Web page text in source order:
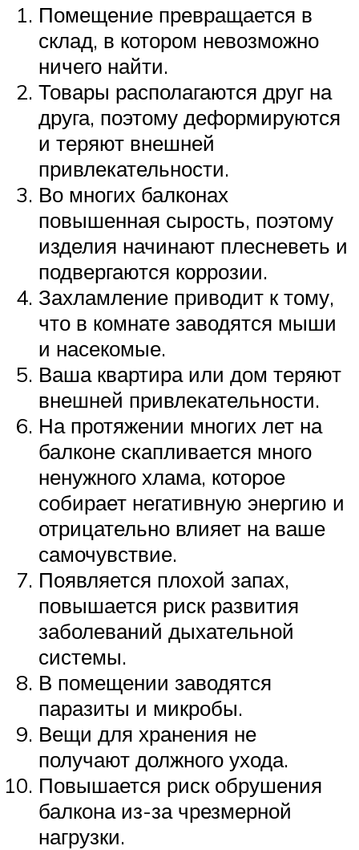
Помещение превращается в
склад, в котором невозможно
ничего найти.
Товары располагаются друг на
друга, поэтому деформируются
и теряют внешней
привлекательности.
Во многих балконах
повышенная сырость, поэтому
изделия начинают плесневеть и
подвергаются коррозии.
Захламление приводит к тому,
что в комнате заводятся мыши
и насекомые.
Ваша квартира или дом теряют
внешней привлекательности.
На протяжении многих лет на
балконе скапливается много
ненужного хлама, которое
собирает негативную энергию и
отрицательно влияет на ваше
самочувствие.
Появляется плохой запах,
повышается риск развития
заболеваний дыхательной
системы.
В помещении заводятся
паразиты и микробы.
Вещи для хранения не
получают должного ухода.
Повышается риск обрушения
балкона из-за чрезмерной
нагрузки.